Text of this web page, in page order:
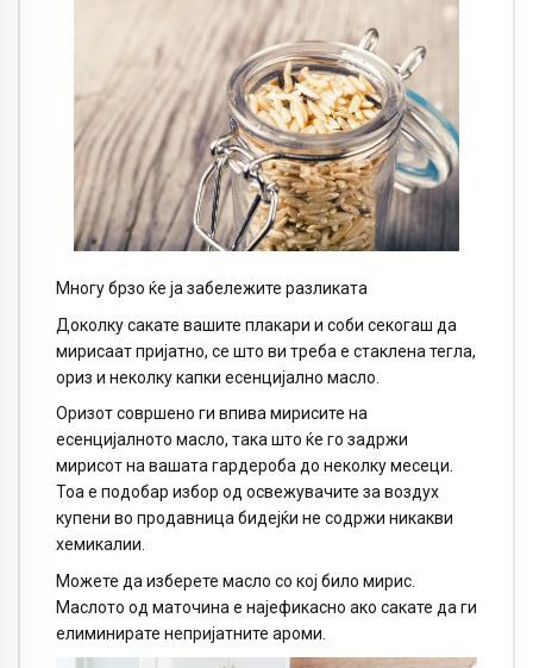
Многу брзо ќе ја забележите разликата
Доколку сакате вашите плакари и соби секогаш да
мирисаат пријатно, се што ви треба е стаклена тегла,
ориз и неколку капки есенцијално масло.
Оризот совршено ги впива мирисите на
есенцијалното масло, така што ќе го задржи
мирисот на вашата гардероба до неколку месеци.
Тоа е подобар избор од освежувачите за воздух
купени во продавница бидејќи не содржи никакви
хемикалии.
Можете да изберете масло со кој било мирис.
Маслото од маточина е најефикасно ако сакате да ги
елиминирате непријатните ароми.